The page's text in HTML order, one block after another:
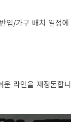
입/가구 배치 일정
라인을 재정돈합